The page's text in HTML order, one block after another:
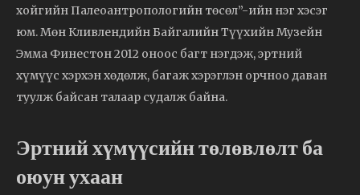
хойгийн Палеоантропологийн төсөл”-ийн нэг хэсэг
юм. Мөн Кливлендийн Байгалийн Түүхийн Музейн
Эмма Финестон 2012 оноос багт нэгдэж, эртний
хүмүүс хэрхэн хөдөлж, багаж хэрэглэн орчноо даван
туулж байсан талаар судалж байна.
Эртний хүмүүсийн төлөвлөлт ба
оюун ухаан